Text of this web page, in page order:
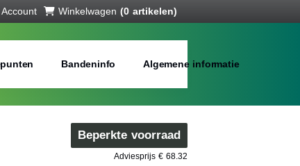
Account Winkelwagen (0 artikelen)
Bandeninfo Algemene informatie
Beperkte voorraad
Adviesprijs € 68.32